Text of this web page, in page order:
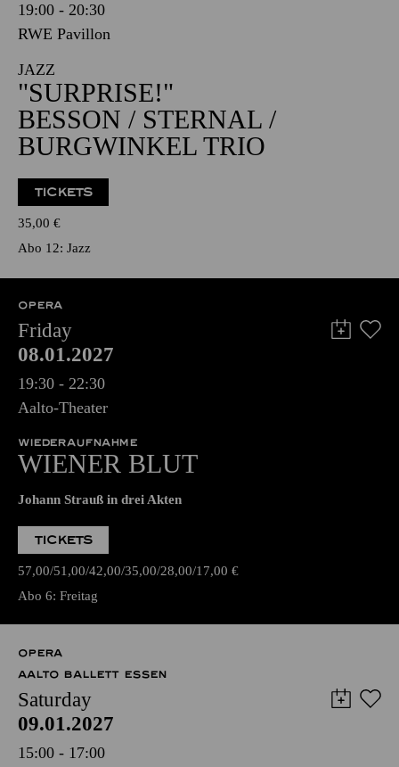
19:00 - 20:30
RWE Pavillon
JAZZ
"SURPRISE!"
BESSON / STERNAL /
BURGWINKEL TRIO
TICKETS
35,00 €
Abo 12: Jazz
OPERA
Friday
08.01.2027
19:30 - 22:30
Aalto-Theater
WIEDERAUFNAHME
WIENER BLUT
Johann Strauß in drei Akten
TICKETS
57,00 51,00 42,00 35,00 28,00 17,00 €
Abo 6: Freitag
OPERA
AALTO BALLETT ESSEN
Saturday
09.01.2027
15:00 - 17:00